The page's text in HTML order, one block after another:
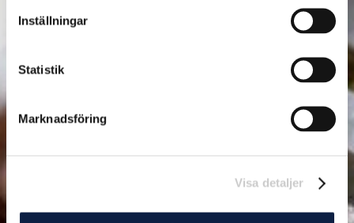
Inställningar
Statistik
Marknadsföring
Visa detaljer